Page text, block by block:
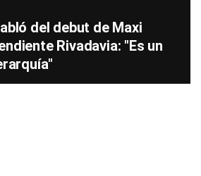
del debut de Maxi
Rivadavia: "Es un